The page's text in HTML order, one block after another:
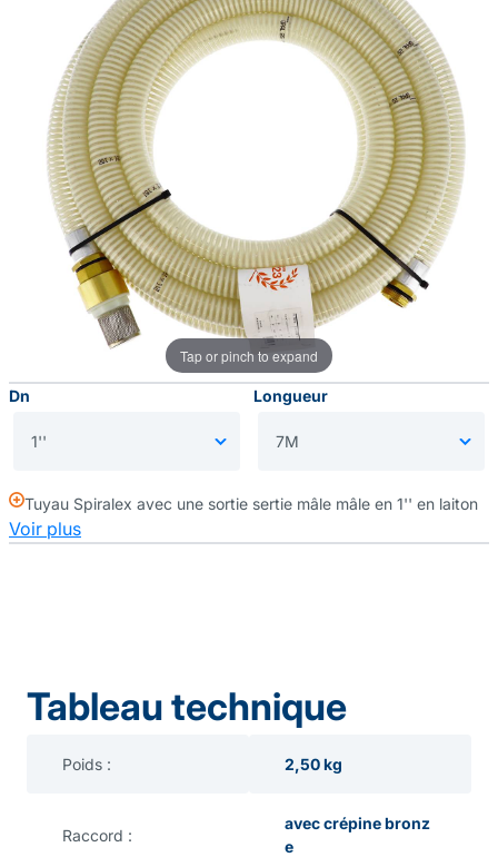
Tap or pinch to expand
Tuyau Spiralex avec une sortie sertie mâle mâle en 1'' en laiton
Voir plus
Dn Longueur
Tableau technique
Poids : 2,50 kg
Raccord :
avec crépine bronz
e